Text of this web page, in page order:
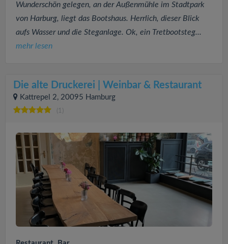
Wunderschön gelegen, an der Außenmühle im Stadtpark
von Harburg, liegt das Bootshaus. Herrlich, dieser Blick
aufs Wasser und die Steganlage. Ok, ein Tretbootsteg...
mehr lesen
Die alte Druckerei | Weinbar & Restaurant
Kattrepel 2, 20095 Hamburg